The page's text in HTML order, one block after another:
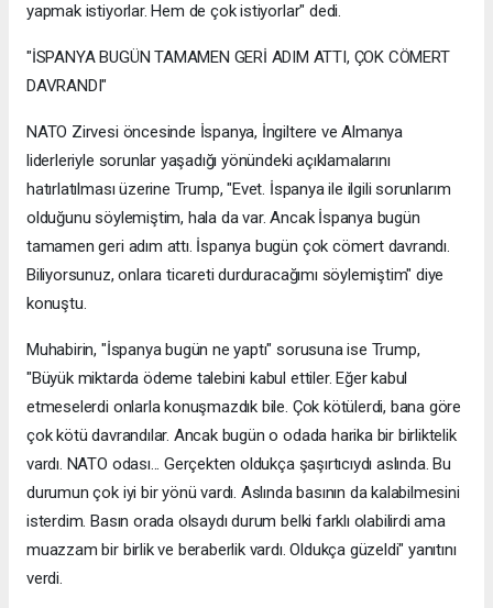
yapmak istiyorlar. Hem de çok istiyorlar" dedi.
"İSPANYA BUGÜN TAMAMEN GERİ ADIM ATTI, ÇOK CÖMERT
DAVRANDI"
NATO Zirvesi öncesinde İspanya, İngiltere ve Almanya
liderleriyle sorunlar yaşadığı yönündeki açıklamalarını
hatırlatılması üzerine Trump, "Evet. İspanya ile ilgili sorunlarım
olduğunu söylemiştim, hala da var. Ancak İspanya bugün
tamamen geri adım attı. İspanya bugün çok cömert davrandı.
Biliyorsunuz, onlara ticareti durduracağımı söylemiştim" diye
konuştu.
Muhabirin, "İspanya bugün ne yaptı" sorusuna ise Trump,
"Büyük miktarda ödeme talebini kabul ettiler. Eğer kabul
etmeselerdi onlarla konuşmazdık bile. Çok kötülerdi, bana göre
çok kötü davrandılar. Ancak bugün o odada harika bir birliktelik
vardı. NATO odası... Gerçekten oldukça şaşırtıcıydı aslında. Bu
durumun çok iyi bir yönü vardı. Aslında basının da kalabilmesini
isterdim. Basın orada olsaydı durum belki farklı olabilirdi ama
muazzam bir birlik ve beraberlik vardı. Oldukça güzeldi" yanıtını
verdi.